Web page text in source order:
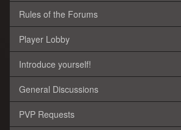
Rules of the Forums
Player Lobby
Introduce yourself!
General Discussions
PVP Requests